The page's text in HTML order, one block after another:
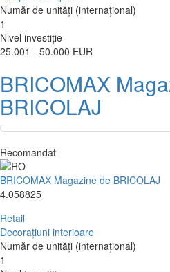
Număr de unități (internațional)
1
Nivel investiție
25.001 - 50.000 EUR
BRICOMAX
BRICOLAJ
Recomandat
BRICOMAX Magazine de BRICOLAJ
4.058825
Retail
Decorațiuni interioare
Număr de unități (internațional)
1